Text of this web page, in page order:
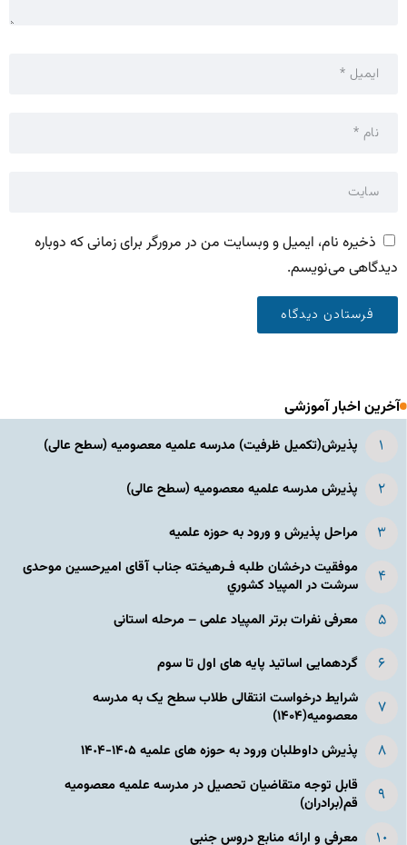
ذخیره نام، ایمیل و وبسایت من در مرورگر برای زمانی که دوباره
دیدگاهی می‌نویسم.
آخرین اخبار آموزشی
پذیرش(تکمیل ظرفیت) مدرسه علمیه معصومیه‌ (سطح عالی)
پذیرش مدرسه علمیه معصومیه‌ (سطح عالی)
مراحل پذیرش و ورود به حوزه علمیه
موفقیت درخشان طلبه فـرهیخته جناب آقای امیرحسین موحدی
سرشت در المپياد كشوري
معرفی نفرات برتر المپیاد علمی – مرحله استانی
گردهمایی اساتید پایه های اول تا سوم
شرایط درخواست انتقالی طلاب سطح یک به مدرسه
معصومیه(۱۴۰۴)
پذیرش داوطلبان ورود به حوزه های علمیه ١۴٠۵-١۴٠۴
قابل توجه متقاضیان تحصیل در مدرسه علمیه معصومیه
قم(برادران)
معرفی و ارائه منابع دروس جنبی